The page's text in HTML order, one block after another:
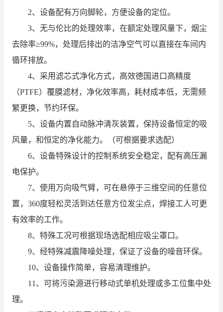
2、设备配有万向脚轮，方便设备的定位。
3、无与伦比的处理效率，在额定处理风量下，烟尘
去除率≥99%，处理后排出的洁净空气可以直接在车间内
循环排放。
4、采用滤芯式净化方式，高效德国进口高精度
（PTFE）覆膜滤材，净化效率高，耗材成本低，无需频
繁更换，节约环保。
5、设备内置自动脉冲清灰装置，保持设备恒定的吸
风量，和恒定的净化能力。（可根据要求选配）
6、设备特殊设计的控制系统安全稳定，配有高压漏
电保护。
7、使用万向吸气臂，可在悬停于三维空间的任意位
置，360度轻松灵活到达任意方位发尘点，焊接工人可更
有效率的工作。
8、特殊工况可根据现场选配相应吸尘罩口。
9、经特殊减震降噪处理，保证了设备的噪音环保。
10、设备操作简单，容易清理维护。
11、可将污染源进行移动式单机处理或多工位集中处
理。